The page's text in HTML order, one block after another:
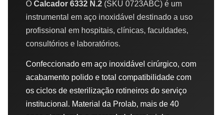
O Calcador 6332 N.2 (SKU 0723ABC) é um
instrumental em aço inoxidável destinado a uso
profissional em hospitais, clínicas, faculdades,
consultórios e laboratórios.
Confeccionado em aço inoxidável cirúrgico, com
acabamento polido e total compatibilidade com
os ciclos de esterilização rotineiros do serviço
institucional. Material da Prolab, mais de 40